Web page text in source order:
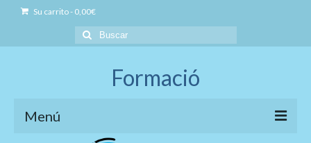
Su carrito- 0,00€
Buscar
por:
Formació
Menú